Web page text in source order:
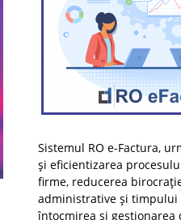
Sistemul RO e-Factura,
și eficientizarea
firme, reducerea
administrative și timpului
întocmirea și gestionarea